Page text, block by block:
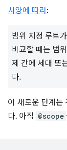
사양에 따라:
범위 지정 루트
비교할 때는 범
제 간에 세대 또
다.
이 새로운 단계는
다. 아직 @scope